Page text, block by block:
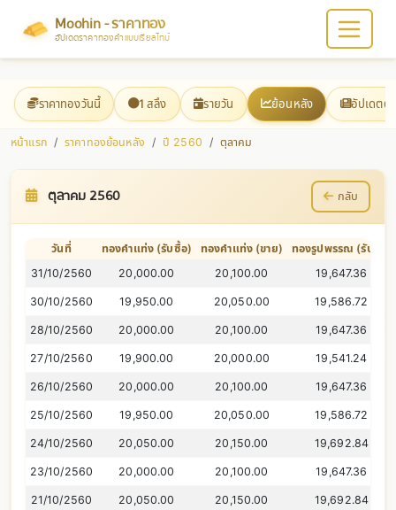
Moohin - ราคาทอง
อัปเดตราคาทองคำแบบเรียลไทม์
ราคาทองวันนี้ 1 สลึง รายวัน ย้อนหลัง อัปเดตต
หน้าแรก ราคาทองย้อนหลัง ปี 2560 ตุลาคม
ตุลาคม 2560 กลับ
วันที่ ทองคำแท่ง (รับซื้อ) ทองคำแท่ง (ขาย)
ทองรูปพรรณ (รับซื้อ)
31/10/2560
20,000.00 20,100.00 19,647.36
30/10/2560 19,950.00 20,050.00 19,586.72
28/10/2560 20,000.00 20,100.00 19,647.36
27/10/2560 19,900.00 20,000.00 19,541.24
26/10/2560 20,000.00 20,100.00 19,647.36
25/10/2560 19,950.00 20,050.00 19,586.72
24/10/2560 20,050.00 20,150.00 19,692.84
23/10/2560 20,000.00 20,100.00 19,647.36
21/10/2560 20,050.00 20,150.00 19,692.84